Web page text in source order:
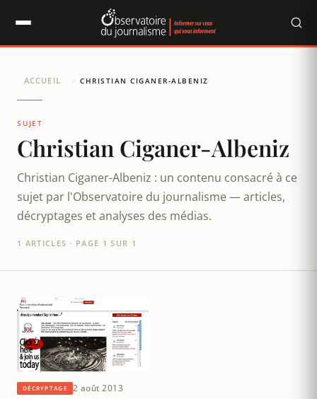
ACCUEIL / CHRISTIAN CIGANER-ALBENIZ
SUJET
Christian Ciganer-Albeniz
Christian Ciganer-Albeniz : un contenu consacré à ce
sujet par l'Observatoire du journalisme — articles,
décryptages et analyses des médias.
1 ARTICLES · PAGE 1 SUR 1
DÉCRYPTAGE 2 août 2013
Panneau de gestion des cookies